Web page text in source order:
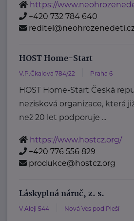
https://
+420 732 784 640
HOST Home-Start
V.P.Čkalova 784/22 Praha 6
HOST Home-Start Česká
nezisková organizace, která
než 20 let podporuje ...
https://www.hostcz.org/
+420 776 556 829
produkce@hostcz.org
Láskyplná náruč, z. s.
V Aleji 544 Nová Ves pod Pleší